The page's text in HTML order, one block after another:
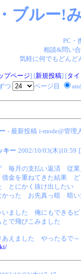
ブルー!
PC・
相談&問い
気軽に何でもどん
プページ] [新規投稿] [タ
つ
ページ目
- 最新投稿 i-mode@管理
キー 2002/10/03(木)10:59 [
毎月の支払い返済 従業
借金を重ねてきた結果
とにかく抜け出したい
かった お先真っ暗 暗い
いました 俺にもできるビ
飛びこみました
あえました やったるで～